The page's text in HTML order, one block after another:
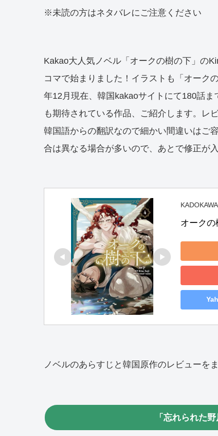
※未読の方はネタバレにご注意ください
Kakao大人気ノベル「オークの樹の下」の
コマで始まりました！イラストも「オーク
年12月現在、韓国kakaoサイトにて180話
も期待されている作品、ご紹介します。レ
韓国語からの翻訳なので細かい間違いはご
合は異なる場合が多いので、あとで修正が
KADOKAWA
オーク
ノベルのあらすじと韓国原作のレビューを
「忘れられた